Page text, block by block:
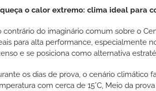
o calor extremo: clima ideal para
contrário do imaginário comum sobre o
para alta performance, especialmente
e se posiciona como alternativa
os dias de prova, o cenário climático
com cerca de 15°C, Meio da